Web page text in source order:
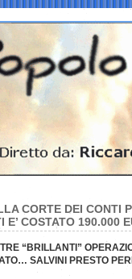
CORTE DEI CONTI
COSTATO 190.000
“BRILLANTI”
SALVINI PRESTO